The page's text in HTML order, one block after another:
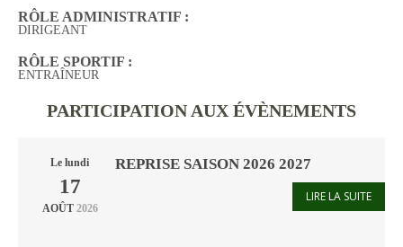
RÔLE ADMINISTRATIF :
DIRIGEANT
RÔLE SPORTIF :
ENTRAÎNEUR
PARTICIPATION AUX ÉVÈNEMENTS
Le lundi
17
AOÛT 2026
REPRISE SAISON 2026 2027
LIRE LA SUITE